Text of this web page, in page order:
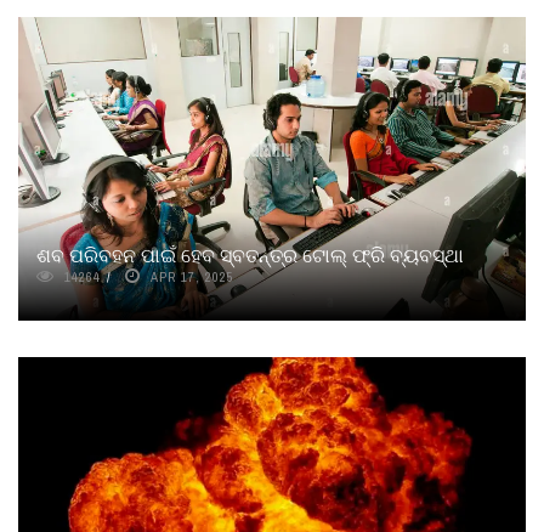
ଶବ ପରିବହନ ପାଇଁ ହେବ ସ୍ବତନ୍ତ୍ର ଟୋଲ୍‌ ଫ୍ରି ବ୍ୟବସ୍ଥା
14264 APR 17, 2025